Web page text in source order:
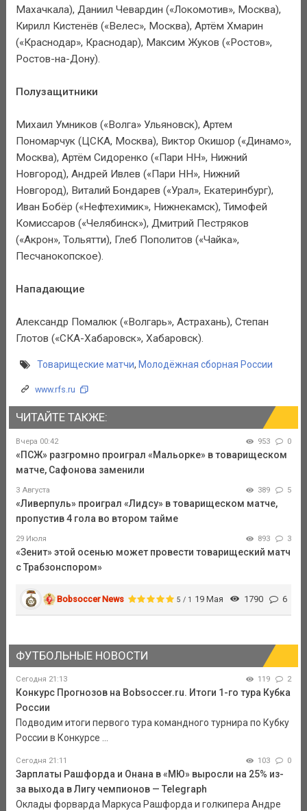
Махачкала), Даниил Чевардин («Локомотив», Москва),
Кирилл Кистенёв («Велес», Москва), Артём Хмарин
(«Краснодар», Краснодар), Максим Жуков («Ростов»,
Ростов-на-Дону).
Полузащитники
Михаил Умников («Волга» Ульяновск), Артем
Пономарчук (ЦСКА, Москва), Виктор Окишор («Динамо»,
Москва), Артём Сидоренко («Пари НН», Нижний
Новгород), Андрей Ивлев («Пари НН», Нижний
Новгород), Виталий Бондарев («Урал», Екатеринбург),
Иван Бобёр («Нефтехимик», Нижнекамск), Тимофей
Комиссаров («Челябинск»), Дмитрий Пестряков
(«Акрон», Тольятти), Глеб Пополитов («Чайка»,
Песчанокопское).
Нападающие
Александр Помалюк («Волгарь», Астрахань), Степан
Глотов («СКА-Хабаровск», Хабаровск).
Товарищеские матчи, Молодёжная сборная России
www.rfs.ru
ЧИТАЙТЕ ТАКЖЕ:
Вчера 00:42 953 0
«ПСЖ» разгромно проиграл «Мальорке» в товарищеском
матче, Сафонова заменили
3 Августа 389 5
«Ливерпуль» проиграл «Лидсу» в товарищеском матче,
пропустив 4 гола во втором тайме
29 Июля 893 3
«Зенит» этой осенью может провести товарищеский матч
с Трабзонспором»
Bobsoccer News 5 / 1 19 Мая 1790 6
ФУТБОЛЬНЫЕ НОВОСТИ
Сегодня 21:13 119 2
Конкурс Прогнозов на Bobsoccer.ru. Итоги 1-го тура Кубка
России
Подводим итоги первого тура командного турнира по Кубку
России в Конкурсе ...
Сегодня 21:11 103 0
Зарплаты Рашфорда и Онана в «МЮ» выросли на 25% из-
за выхода в Лигу чемпионов — Telegraph
Оклады форварда Маркуса Рашфорда и голкипера Андре